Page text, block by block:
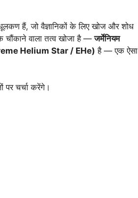
हैं, जो वैज्ञानिकों के लिए खोज और शोध
चौंकाने वाला तत्व खोजा है —जर्मेनियम
Helium Star / EHe) है — एक ऐसा
पर चर्चा करेंगे।